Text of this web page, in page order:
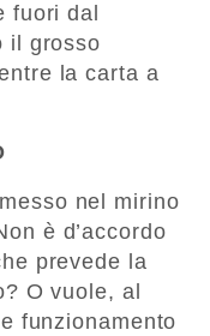
fuori dal
il grosso
la carta a
nel mirino
è d’accordo
prevede la
O vuole, al
funzionamento